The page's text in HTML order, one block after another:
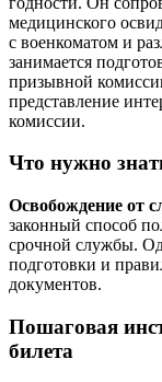
медицинского
с военкоматом и
занимается
призывной
представление
комиссии.
Что нужно
Освобождение от
законный способ
срочной службы.
подготовки и
документов.
Пошаговая
билета